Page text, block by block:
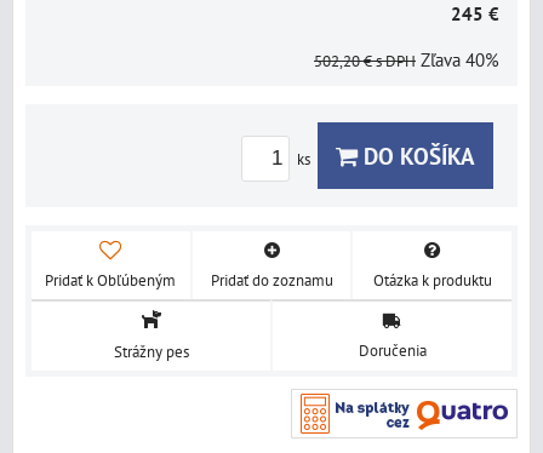
245 €
502,20 €s DPH Zľava 40%
ks DO KOŠÍKA
Pridať k Obľúbeným Pridať do zoznamu Otázka k produktu
Strážny pes Doručenia